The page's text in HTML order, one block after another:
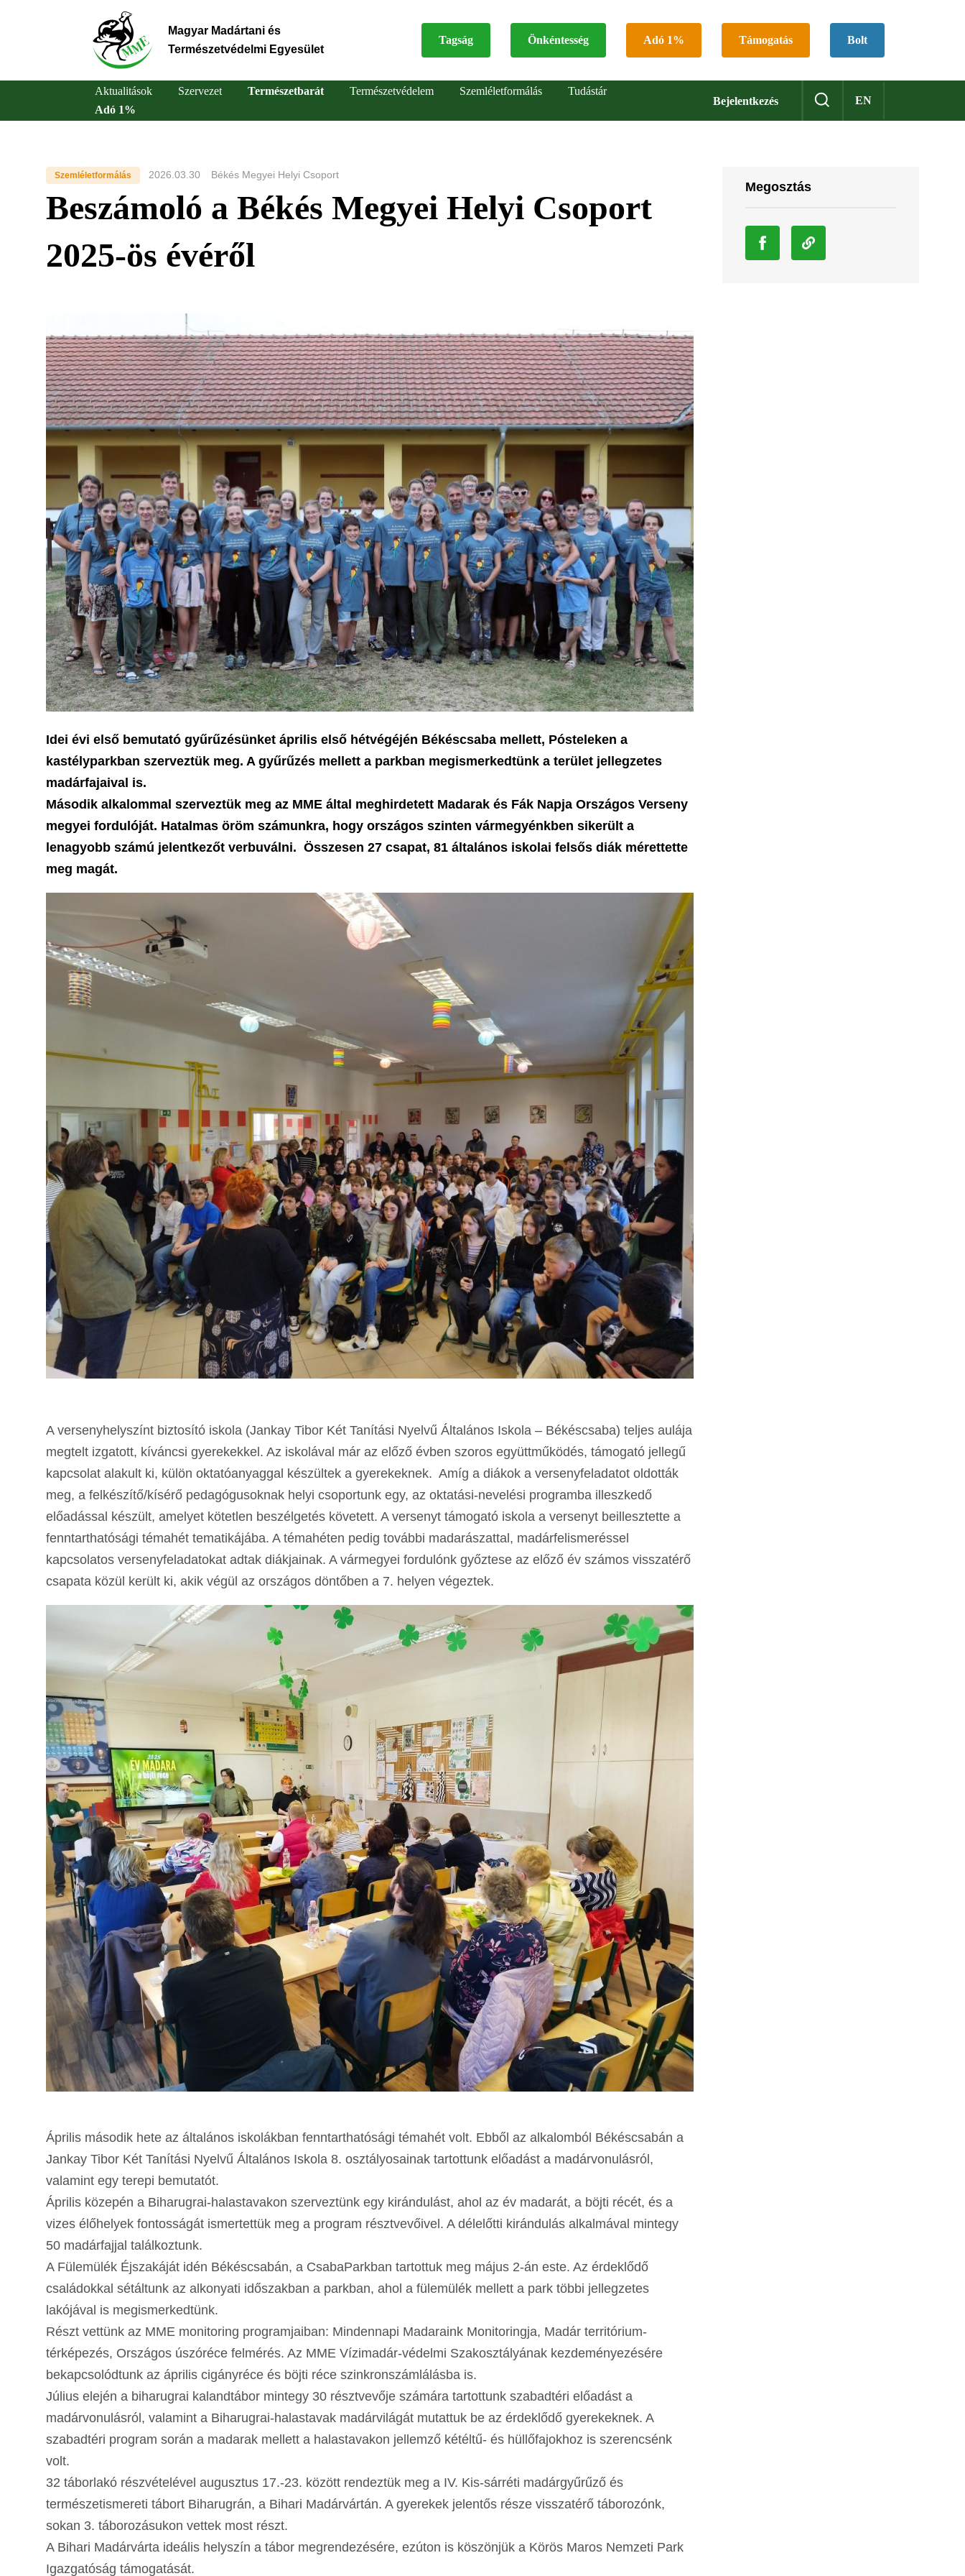
Magyar Madártani és
Természetvédelmi Egyesület
Top
Tagság Önkéntesség Adó 1% Támogatás Bolt
Bejelentkezés EN
Main
navigation
Aktualitások Szervezet Természetbarát Természetvédelem Szemléletformálás
Tudástár
Adó 1%
Szemléletformálás 2026.03.30 Békés Megyei Helyi Csoport
Beszámoló a Békés Megyei Helyi Csoport
2025-ös évéről
Idei évi első bemutató gyűrűzésünket április első hétvégéjén Békéscsaba mellett, Pósteleken a
kastélyparkban szerveztük meg. A gyűrűzés mellett a parkban megismerkedtünk a terület jellegzetes
madárfajaival is.
Második alkalommal szerveztük meg az MME által meghirdetett Madarak és Fák Napja Országos Verseny
megyei fordulóját. Hatalmas öröm számunkra, hogy országos szinten vármegyénkben sikerült a
lenagyobb számú jelentkezőt verbuválni. Összesen 27 csapat, 81 általános iskolai felsős diák mérettette
meg magát.
A versenyhelyszínt biztosító iskola (Jankay Tibor Két Tanítási Nyelvű Általános Iskola – Békéscsaba) teljes aulája
megtelt izgatott, kíváncsi gyerekekkel. Az iskolával már az előző évben szoros együttműködés, támogató jellegű
kapcsolat alakult ki, külön oktatóanyaggal készültek a gyerekeknek. Amíg a diákok a versenyfeladatot oldották
meg, a felkészítő/kísérő pedagógusoknak helyi csoportunk egy, az oktatási-nevelési programba illeszkedő
előadással készült, amelyet kötetlen beszélgetés követett. A versenyt támogató iskola a versenyt beillesztette a
fenntarthatósági témahét tematikájába. A témahéten pedig további madarászattal, madárfelismeréssel
kapcsolatos versenyfeladatokat adtak diákjainak. A vármegyei fordulónk győztese az előző év számos visszatérő
csapata közül került ki, akik végül az országos döntőben a 7. helyen végeztek.
Április második hete az általános iskolákban fenntarthatósági témahét volt. Ebből az alkalomból Békéscsabán a
Jankay Tibor Két Tanítási Nyelvű Általános Iskola 8. osztályosainak tartottunk előadást a madárvonulásról,
valamint egy terepi bemutatót.
Április közepén a Biharugrai-halastavakon szerveztünk egy kirándulást, ahol az év madarát, a böjti récét, és a
vizes élőhelyek fontosságát ismertettük meg a program résztvevőivel. A délelőtti kirándulás alkalmával mintegy
50 madárfajjal találkoztunk.
A Fülemülék Éjszakáját idén Békéscsabán, a CsabaParkban tartottuk meg május 2-án este. Az érdeklődő
családokkal sétáltunk az alkonyati időszakban a parkban, ahol a fülemülék mellett a park többi jellegzetes
lakójával is megismerkedtünk.
Részt vettünk az MME monitoring programjaiban: Mindennapi Madaraink Monitoringja, Madár territórium-
térképezés, Országos úszóréce felmérés. Az MME Vízimadár-védelmi Szakosztályának kezdeményezésére
bekapcsolódtunk az április cigányréce és böjti réce szinkronszámlálásba is.
Július elején a biharugrai kalandtábor mintegy 30 résztvevője számára tartottunk szabadtéri előadást a
madárvonulásról, valamint a Biharugrai-halastavak madárvilágát mutattuk be az érdeklődő gyerekeknek. A
szabadtéri program során a madarak mellett a halastavakon jellemző kétéltű- és hüllőfajokhoz is szerencsénk
volt.
32 táborlakó részvételével augusztus 17.-23. között rendeztük meg a IV. Kis-sárréti madárgyűrűző és
természetismereti tábort Biharugrán, a Bihari Madárvártán. A gyerekek jelentős része visszatérő táborozónk,
sokan 3. táborozásukon vettek most részt.
A Bihari Madárvárta ideális helyszín a tábor megrendezésére, ezúton is köszönjük a Körös Maros Nemzeti Park
Igazgatóság támogatását.
Megosztás